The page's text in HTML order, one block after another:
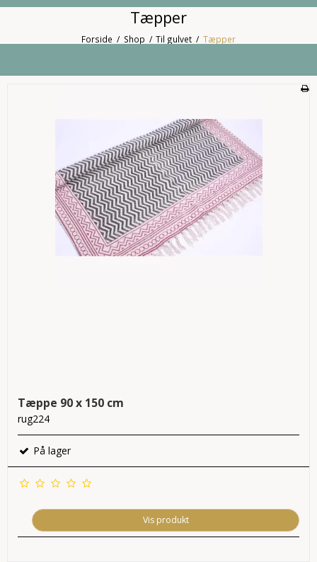
Tæpper
Forside / Shop / Til gulvet / Tæpper
Tæppe 90 x 150 cm
rug224
På lager
Vis produkt